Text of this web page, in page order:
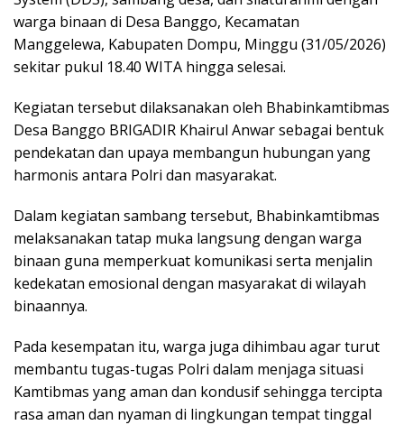
warga binaan di Desa Banggo, Kecamatan
Manggelewa, Kabupaten Dompu, Minggu (31/05/2026)
sekitar pukul 18.40 WITA hingga selesai.
Kegiatan tersebut dilaksanakan oleh Bhabinkamtibmas
Desa Banggo BRIGADIR Khairul Anwar sebagai bentuk
pendekatan dan upaya membangun hubungan yang
harmonis antara Polri dan masyarakat.
Dalam kegiatan sambang tersebut, Bhabinkamtibmas
melaksanakan tatap muka langsung dengan warga
binaan guna memperkuat komunikasi serta menjalin
kedekatan emosional dengan masyarakat di wilayah
binaannya.
Pada kesempatan itu, warga juga dihimbau agar turut
membantu tugas-tugas Polri dalam menjaga situasi
Kamtibmas yang aman dan kondusif sehingga tercipta
rasa aman dan nyaman di lingkungan tempat tinggal